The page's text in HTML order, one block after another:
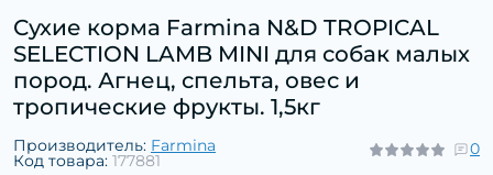
Сухие корма Farmina N&D TROPICAL
SELECTION LAMB MINI для собак малых
пород. Агнец, спельта, овес и
тропические фрукты. 1,5кг
Производитель: Farmina
Код товара: 177881
0